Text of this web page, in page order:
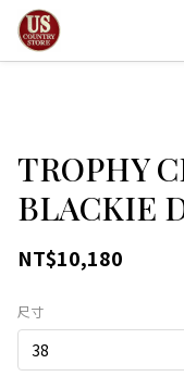
TROPHY
BLACKIE
NT$10,180
尺寸